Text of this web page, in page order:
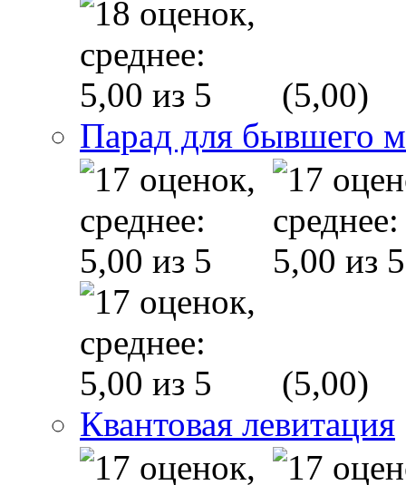
(5,00)
Парад для бывшего
(5,00)
Квантовая левитация